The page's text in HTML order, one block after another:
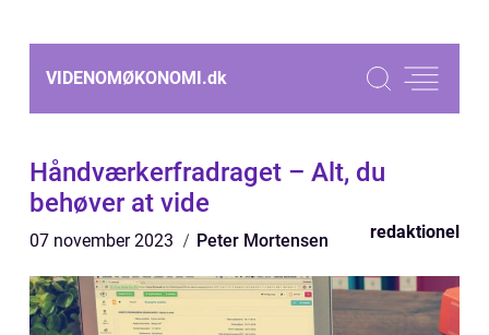
VIDENOMØKONOMI.dk
Håndværkerfradraget – Alt, du
behøver at vide
07 november 2023 Peter Mortensen redaktionel